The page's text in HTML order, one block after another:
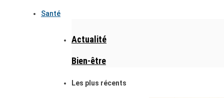
Santé
Actualité
Bien-être
Les plus récents